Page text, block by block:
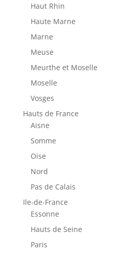
Haut Rhin
Haute Marne
Marne
Meuse
Meurthe et Moselle
Moselle
Vosges
Hauts de France
Aisne
Somme
Oise
Nord
Pas de Calais
Ile-de-France
Essonne
Hauts de Seine
Paris